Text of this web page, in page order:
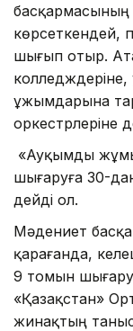
көрсеткендей,
шығып отыр.
ұжымдарына
оркестрлеріне
«Ауқымды
шығаруға 30-
дейді ол.
Мәдениет
қарағанда,
9 томын
«Қазақстан»
жинақтың